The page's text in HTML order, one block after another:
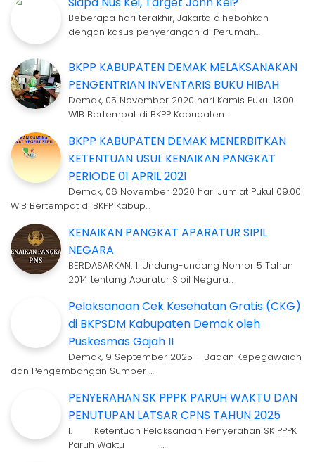
Beberapa hari terakhir, Jakarta dihebohkan
dengan kasus penyerangan di Perumah…
BKPP KABUPATEN DEMAK MELAKSANAKAN
PENGENTRIAN INVENTARIS BUKU HIBAH
Demak, 05 November 2020 hari Kamis Pukul 13.00
WIB Bertempat di BKPP Kabupaten…
BKPP KABUPATEN DEMAK MENERBITKAN
KETENTUAN USUL KENAIKAN PANGKAT
PERIODE 01 APRIL 2021
Demak, 06 November 2020 hari Jum'at Pukul 09.00
WIB Bertempat di BKPP Kabup…
KENAIKAN PANGKAT APARATUR SIPIL
NEGARA
BERDASARKAN: 1. Undang-undang Nomor 5 Tahun
2014 tentang Aparatur Sipil Negara…
Pelaksanaan Cek Kesehatan Gratis (CKG)
di BKPSDM Kabupaten Demak oleh
Puskesmas Gajah II
Demak, 9 September 2025 – Badan Kepegawaian
dan Pengembangan Sumber …
PENYERAHAN SK PPPK PARUH WAKTU DAN
PENUTUPAN LATSAR CPNS TAHUN 2025
I. Ketentuan Pelaksanaan Penyerahan SK PPPK
Paruh Waktu …